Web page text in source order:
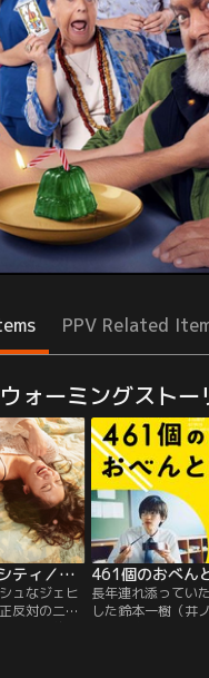
PPV Related
ォーミングストー
ラブ・イン・ザ・ビッグシティ／字幕
ュなジェヒ
反対の二人
別な契約を
に！ジェヒ
461個のおべん
長年連れ添ってい
した鈴本一樹（井